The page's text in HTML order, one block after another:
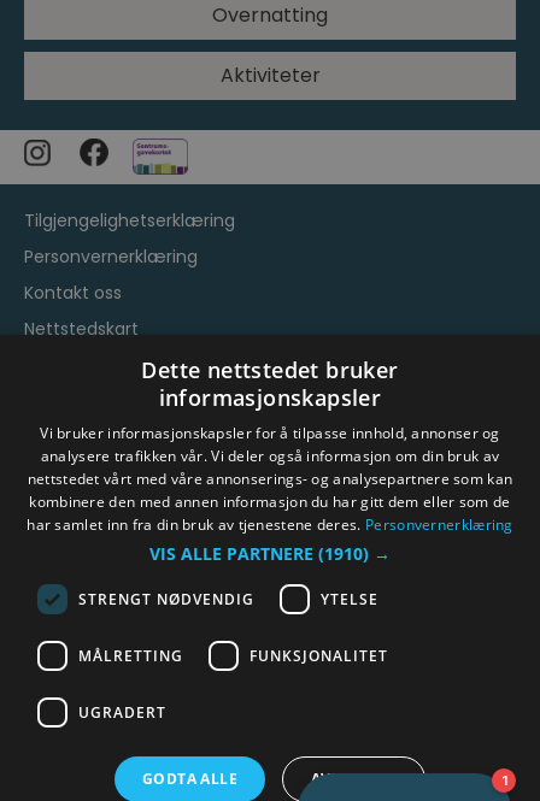
Overnatting
Aktiviteter
Tilgjengelighetserklæring
Personvernerklæring
Kontakt oss
Nettstedskart
Vilkår og betingelser
© Byen Vår Drammen/Destinasjon Drammen 2026.
Dette nettstedet bruker
informasjonskapsler
Vi bruker informasjonskapsler for å tilpasse innhold, annonser og
analysere trafikken vår. Vi deler også informasjon om din bruk av
nettstedet vårt med våre annonserings- og analysepartnere som kan
kombinere den med annen informasjon du har gitt dem eller som de
har samlet inn fra din bruk av tjenestene deres. Personvernerklæring
VIS ALLE PARTNERE (1910) →
STRENGT NØDVENDIG YTELSE
MÅLRETTING FUNKSJONALITET
UGRADERT
GODTA ALLE AVVIS ALLE